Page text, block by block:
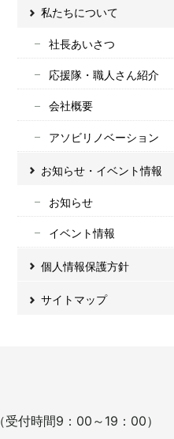
私たちについて
社長あいさつ
応援隊・職人さん紹介
会社概要
アソビリノベーション
お知らせ・イベント情報
お知らせ
イベント情報
個人情報保護方針
サイトマップ
（受付時間9：00～19：00）